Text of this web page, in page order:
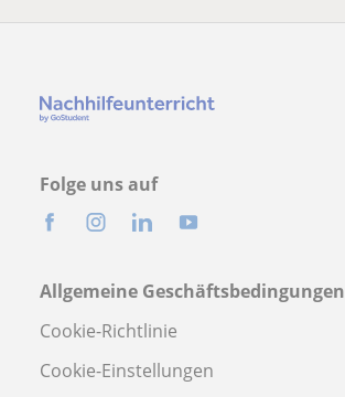
Folge uns auf
Allgemeine Geschäftsbedingungen
Cookie-Richtlinie
Cookie-Einstellungen